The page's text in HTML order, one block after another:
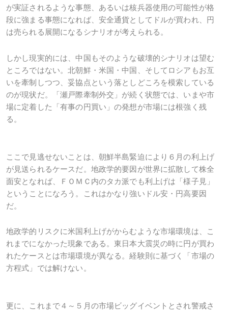
が実証されるような事態、あるいは核兵器使用の可能性が格
段に強まる事態になれば、安全通貨としてドルが買われ、円
は売られる展開になるシナリオが考えられる。
しかし現実的には、中国もそのような破壊的シナリオは望む
ところではない。北朝鮮・米国・中国、 そしてロシアもお互
いを牽制しつつ、妥協点という落としどころを模索している
のが現状だ。「瀬戸際牽制外交」が続く状態では、いまや市
場に定着した「有事の円買い」の発想が市場には根強く残
る。
ここで見逃せないことは、朝鮮半島緊迫により６月の利上げ
が見送られるケースだ。地政学的要因が世界に拡散して株全
面安となれば、ＦＯＭＣ内のタカ派でも利上げは「様子見」
ということになろう。これはかなり強いドル安・円高要因
だ。
地政学的リスクに米国利上げがからむような市場環境は、こ
れまでになかった現象である。東日本大震災の時に円が買わ
れたケースとは市場環境が異なる。経験則に基づく「市場の
方程式」では解けない。
更に、これまで４～５月の市場ビッグイベントとされ警戒さ